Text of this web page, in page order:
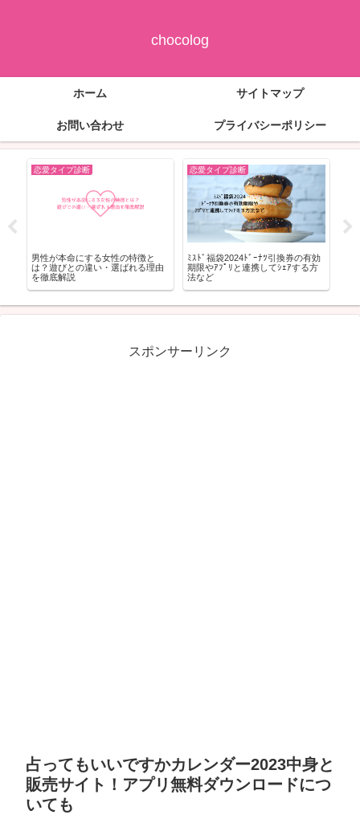
chocolog
ホーム サイトマップ
お問い合わせ プライバシーポリシー
恋愛タイプ診断
男性が本命にする女性の特徴と
は？遊びとの違い・選ばれる理由
を徹底解説
恋愛タイプ診断
ﾐｽﾄﾞ福袋2024ﾄﾞｰﾅﾂ引換券の有効
期限やｱﾌﾟﾘと連携してｼｪｱする方
法など
スポンサーリンク
占ってもいいですかカレンダー2023中身と
販売サイト！アプリ無料ダウンロードにつ
いても